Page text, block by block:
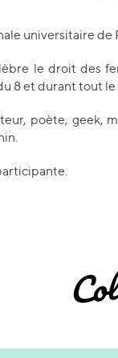
universitaire de
le droit des
8 et durant tout
poète,